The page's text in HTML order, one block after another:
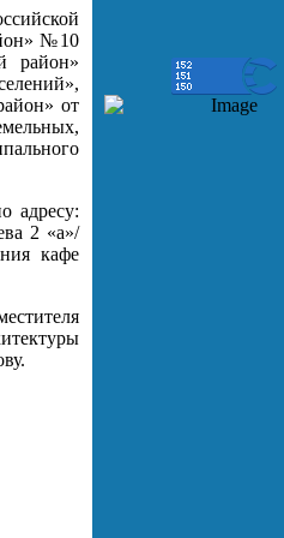
№10
район»
от
адресу:
2 «а»/
кафе